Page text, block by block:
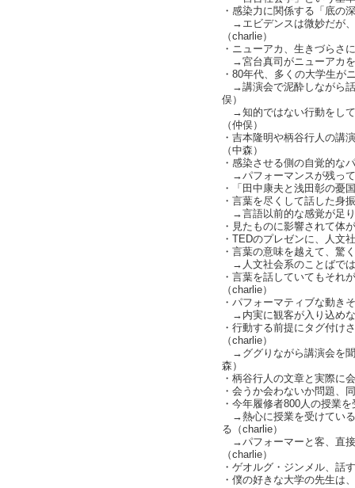
・感染力に関係する「底の
→エビデンスは微妙だが、
（charlie）
・ニューアカ、生きづらさ
→宮台真司がニューアカ
・80年代、多くの大学生が
→講演会で泥酔しながら話
俣）
→知的ではない行動をして
（仲俣）
・吉本隆明や柄谷行人の講
（中森）
・感染させる側の自覚的な
→パフォーマンスが残って
・「田中康夫と浅田彰の憂
・言葉を尽くして話した身
→言語以前的な感覚が足
・見たものに影響されて体
・TEDのプレゼンに、人文
・言葉の意味を越えて、驚
→人文社会系のことばで
・言葉を話していてもそれ
（charlie）
・パフォーマティブな動き
→内実に観客が入り込め
・行動する前提にタグ付け
（charlie）
→ググりながら講演会を聞
森）
・柄谷行人の文章と実際に
・会うか会わないか問題、
・今年履修者800人の授業
→熱心に授業を受けている
る（charlie）
→パフォーマーと客、直接
（charlie）
・ゲオルグ・ジンメル、話
・僕の好きな大学の先生は